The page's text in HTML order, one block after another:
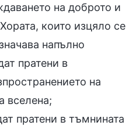
на доброто и
които изцяло се
напълно
пратени в
на
вселена;
пратени в тъмнината